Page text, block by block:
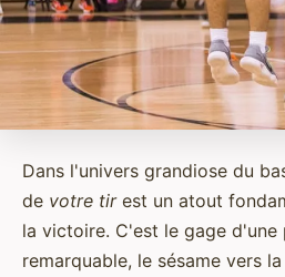
Dans l'univers grandiose du
de votre tirest un atout
la victoire. C'est le gage d'une
remarquable, le sésame vers